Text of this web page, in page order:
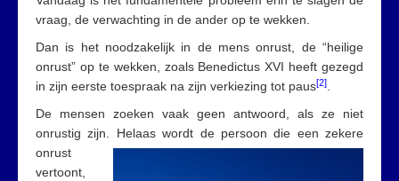
vraag, de verwachting in de ander op te wekken.
Dan is het noodzakelijk in de mens onrust, de “heilige
onrust” op te wekken, zoals Benedictus XVI heeft gezegd
in zijn eerste toespraak na zijn verkiezing tot paus[2].
De mensen zoeken vaak geen antwoord, als ze niet
onrustig zijn. Helaas wordt de persoon die een zekere
onrust
vertoont,